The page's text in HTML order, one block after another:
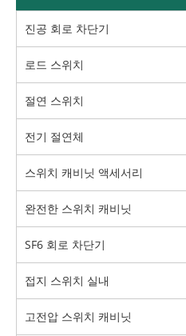
진공 회로 차단기
로드 스위치
절연 스위치
전기 절연체
스위치 캐비닛 액세서리
완전한 스위치 캐비닛
SF6 회로 차단기
접지 스위치 실내
고전압 스위치 캐비닛